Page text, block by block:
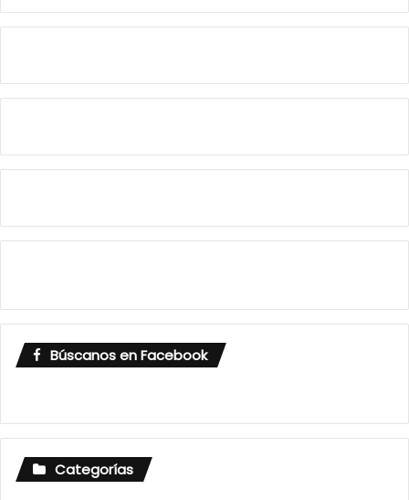
Búscanos en Facebook
Categorías